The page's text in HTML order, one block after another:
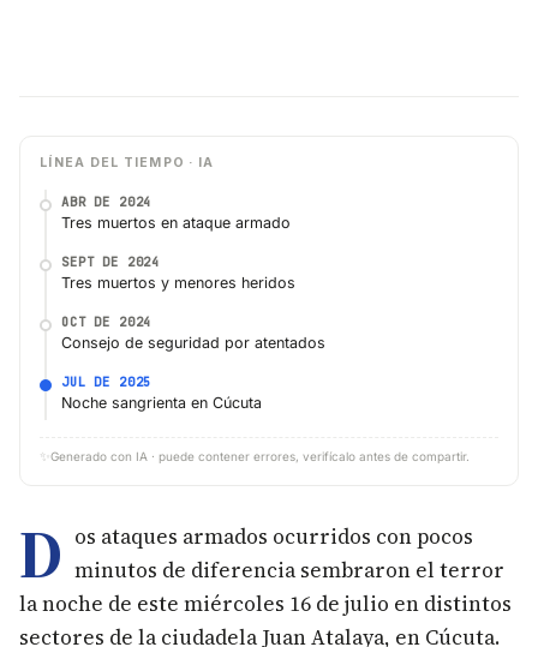
LÍNEA DEL TIEMPO · IA
ABR DE 2024
Tres muertos en ataque armado
SEPT DE 2024
Tres muertos y menores heridos
OCT DE 2024
Consejo de seguridad por atentados
JUL DE 2025
Noche sangrienta en Cúcuta
✨ Generado con IA · puede contener errores, verifícalo antes de compartir.
D os ataques armados ocurridos con pocos
minutos de diferencia sembraron el terror
la noche de este miércoles 16 de julio en distintos
sectores de la ciudadela Juan Atalaya, en Cúcuta.